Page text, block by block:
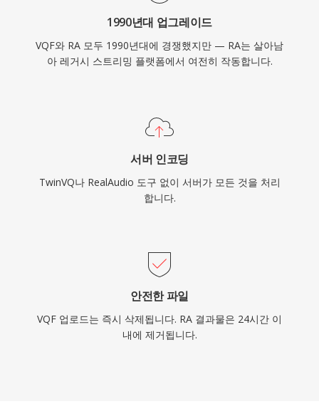
1990년대 업그레이드
VQF와 RA 모두 1990년대에 경쟁했지만 — RA는 살아남
아 레거시 스트리밍 플랫폼에서 여전히 작동합니다.
서버 인코딩
TwinVQ나 RealAudio 도구 없이 서버가 모든 것을 처리
합니다.
안전한 파일
VQF 업로드는 즉시 삭제됩니다. RA 결과물은 24시간 이
내에 제거됩니다.